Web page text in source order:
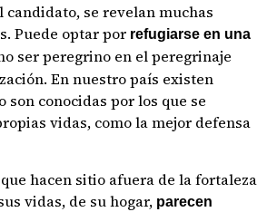
candidato, se revelan muchas
Puede optar por refugiarse en una
ser peregrino en el peregrinaje
En nuestro país existen
son conocidas por los que se
vidas, como la mejor defensa
hacen sitio afuera de la fortaleza
vidas, de su hogar, parecen